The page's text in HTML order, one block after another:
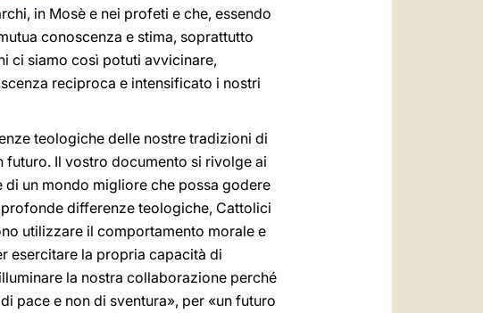
in Mosè e nei profeti e che, essendo
conoscenza e stima, soprattutto
ci siamo così potuti avvicinare,
reciproca e intensificato i nostri
teologiche delle nostre tradizioni di
Il vostro documento si rivolge ai
un mondo migliore che possa godere
differenze teologiche, Cattolici
utilizzare il comportamento morale e
esercitare la propria capacità di
la nostra collaborazione perché
pace e non di sventura», per «un futuro